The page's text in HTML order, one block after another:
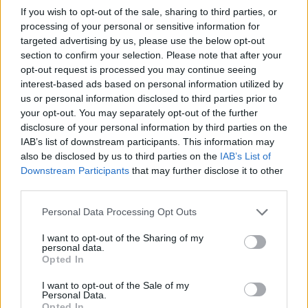
If you wish to opt-out of the sale, sharing to third parties, or
processing of your personal or sensitive information for
targeted advertising by us, please use the below opt-out
section to confirm your selection. Please note that after your
opt-out request is processed you may continue seeing
interest-based ads based on personal information utilized by
us or personal information disclosed to third parties prior to
your opt-out. You may separately opt-out of the further
disclosure of your personal information by third parties on the
IAB’s list of downstream participants. This information may
also be disclosed by us to third parties on the IAB’s List of
Downstream Participants that may further disclose it to other
Personal Data Processing Opt Outs
I want to opt-out of the Sharing of my
personal data.
Opted In
I want to opt-out of the Sale of my
Personal Data.
VIDEO/ Mirlind Daku nis
në mënyrë perfekte te
Spartaku i Moskës,
“vrastar” para portës
Barcelona beson te
transferimi i Rodrit,
pavarësisht refuzimit të
ofertës së parë nga
Manchester City
verës, afrimet dhe
formësuar ekipin e Dajës
yje të mesfushës pas